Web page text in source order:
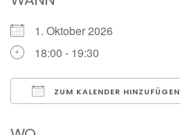
1. Oktober 2026
18:00 - 19:30
ZUM KALENDER HINZUFÜGEN